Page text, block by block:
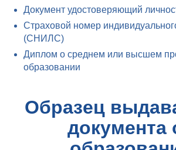
Документ удостоверяющий
Страховой номер
(СНИЛС)
Диплом о среднем или высшем
образовании
Образец
документа